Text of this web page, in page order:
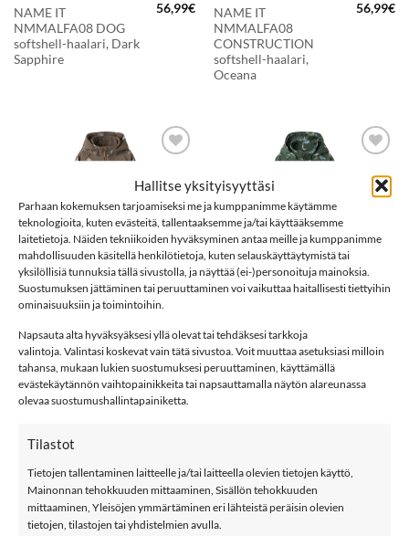
Hallitse yksityisyyttäsi
Parhaan kokemuksen tarjoamiseksi me ja kumppanimme käytämme
teknologioita, kuten evästeitä, tallentaaksemme ja/tai käyttääksemme
laitetietoja. Näiden tekniikoiden hyväksyminen antaa meille ja kumppanimme
mahdollisuuden käsitellä henkilötietoja, kuten selauskäyttäytymistä tai
yksilöllisiä tunnuksia tällä sivustolla, ja näyttää (ei-)personoituja mainoksia.
Suostumuksen jättäminen tai peruuttaminen voi vaikuttaa haitallisesti tiettyihin
ominaisuuksiin ja toimintoihin.
Napsauta alta hyväksyäksesi yllä olevat tai tehdäksesi tarkkoja
valintoja. Valintasi koskevat vain tätä sivustoa. Voit muuttaa asetuksiasi milloin
tahansa, mukaan lukien suostumuksesi peruuttaminen, käyttämällä
evästekäytännön vaihtopainikkeita tai napsauttamalla näytön alareunassa
olevaa suostumushallintapainiketta.
Tilastot
Tietojen tallentaminen laitteelle ja/tai laitteella olevien tietojen käyttö,
Mainonnan tehokkuuden mittaaminen, Sisällön tehokkuuden
mittaaminen, Yleisöjen ymmärtäminen eri lähteistä peräisin olevien
tietojen, tilastojen tai yhdistelmien avulla.
NAME IT
NMMALFA08 DOG
softshell-haalari, Dark
Sapphire
56,99€
NAME IT
NMMALFA08
CONSTRUCTION
softshell-haalari,
Oceana
56,99€
SUOSIKKEIHIN
name it NMMALFA08
FARM softshell-
haalari, Walnut
tuotteesta:
56,99€
NAME IT
NMMALFA08 DINO
softshell-haalari,
Jungle Green
LISÄÄ
SUOSIKKEIHIN
LISÄÄ